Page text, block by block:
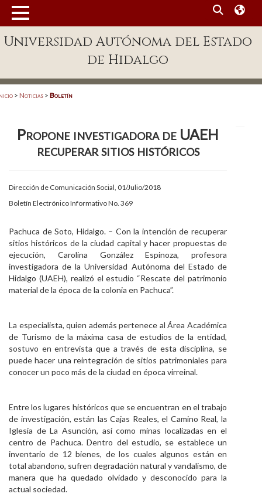
Enlaces
Patronato
Publicaciones en línea
Acreditación Internacional
Alumnado
Aspirantes
Personal
Visitantes
Universidad Autónoma del Estado
de Hidalgo
> Noticias > Boletín
Propone investigadora de UAEH
recuperar sitios históricos
Dirección de Comunicación Social, 01/Julio/2018
Boletín Electrónico Informativo No. 369
Pachuca de Soto, Hidalgo. – Con la intención de recuperar
sitios históricos de la ciudad capital y hacer propuestas de
ejecución, Carolina González Espinoza, profesora
investigadora de la Universidad Autónoma del Estado de
Hidalgo (UAEH), realizó el estudio “Rescate del patrimonio
material de la época de la colonia en Pachuca”.
La especialista, quien además pertenece al Área Académica
de Turismo de la máxima casa de estudios de la entidad,
sostuvo en entrevista que a través de esta disciplina, se
puede hacer una reintegración de sitios patrimoniales para
conocer un poco más de la ciudad en época virreinal.
Entre los lugares históricos que se encuentran en el trabajo
de investigación, están las Cajas Reales, el Camino Real, la
Iglesia de La Asunción, así como minas localizadas en el
centro de Pachuca. Dentro del estudio, se establece un
inventario de 12 bienes, de los cuales algunos están en
total abandono, sufren degradación natural y vandalismo, de
manera que ha quedado olvidado y desconocido para la
actual sociedad.